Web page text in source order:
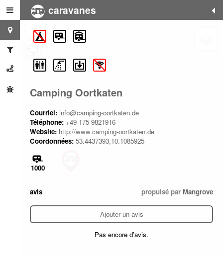
caravanes
Camping Oortkaten
Courriel: info@camping-oortkaten.de
Téléphone: +49 175 9821916
Website: http://www.camping-oortkaten.de
Coordonnées: 53.4437393,10.1085925
1000
avis propulsé par Mangrove
Ajouter un avis
Pas encore d'avis.
+
−